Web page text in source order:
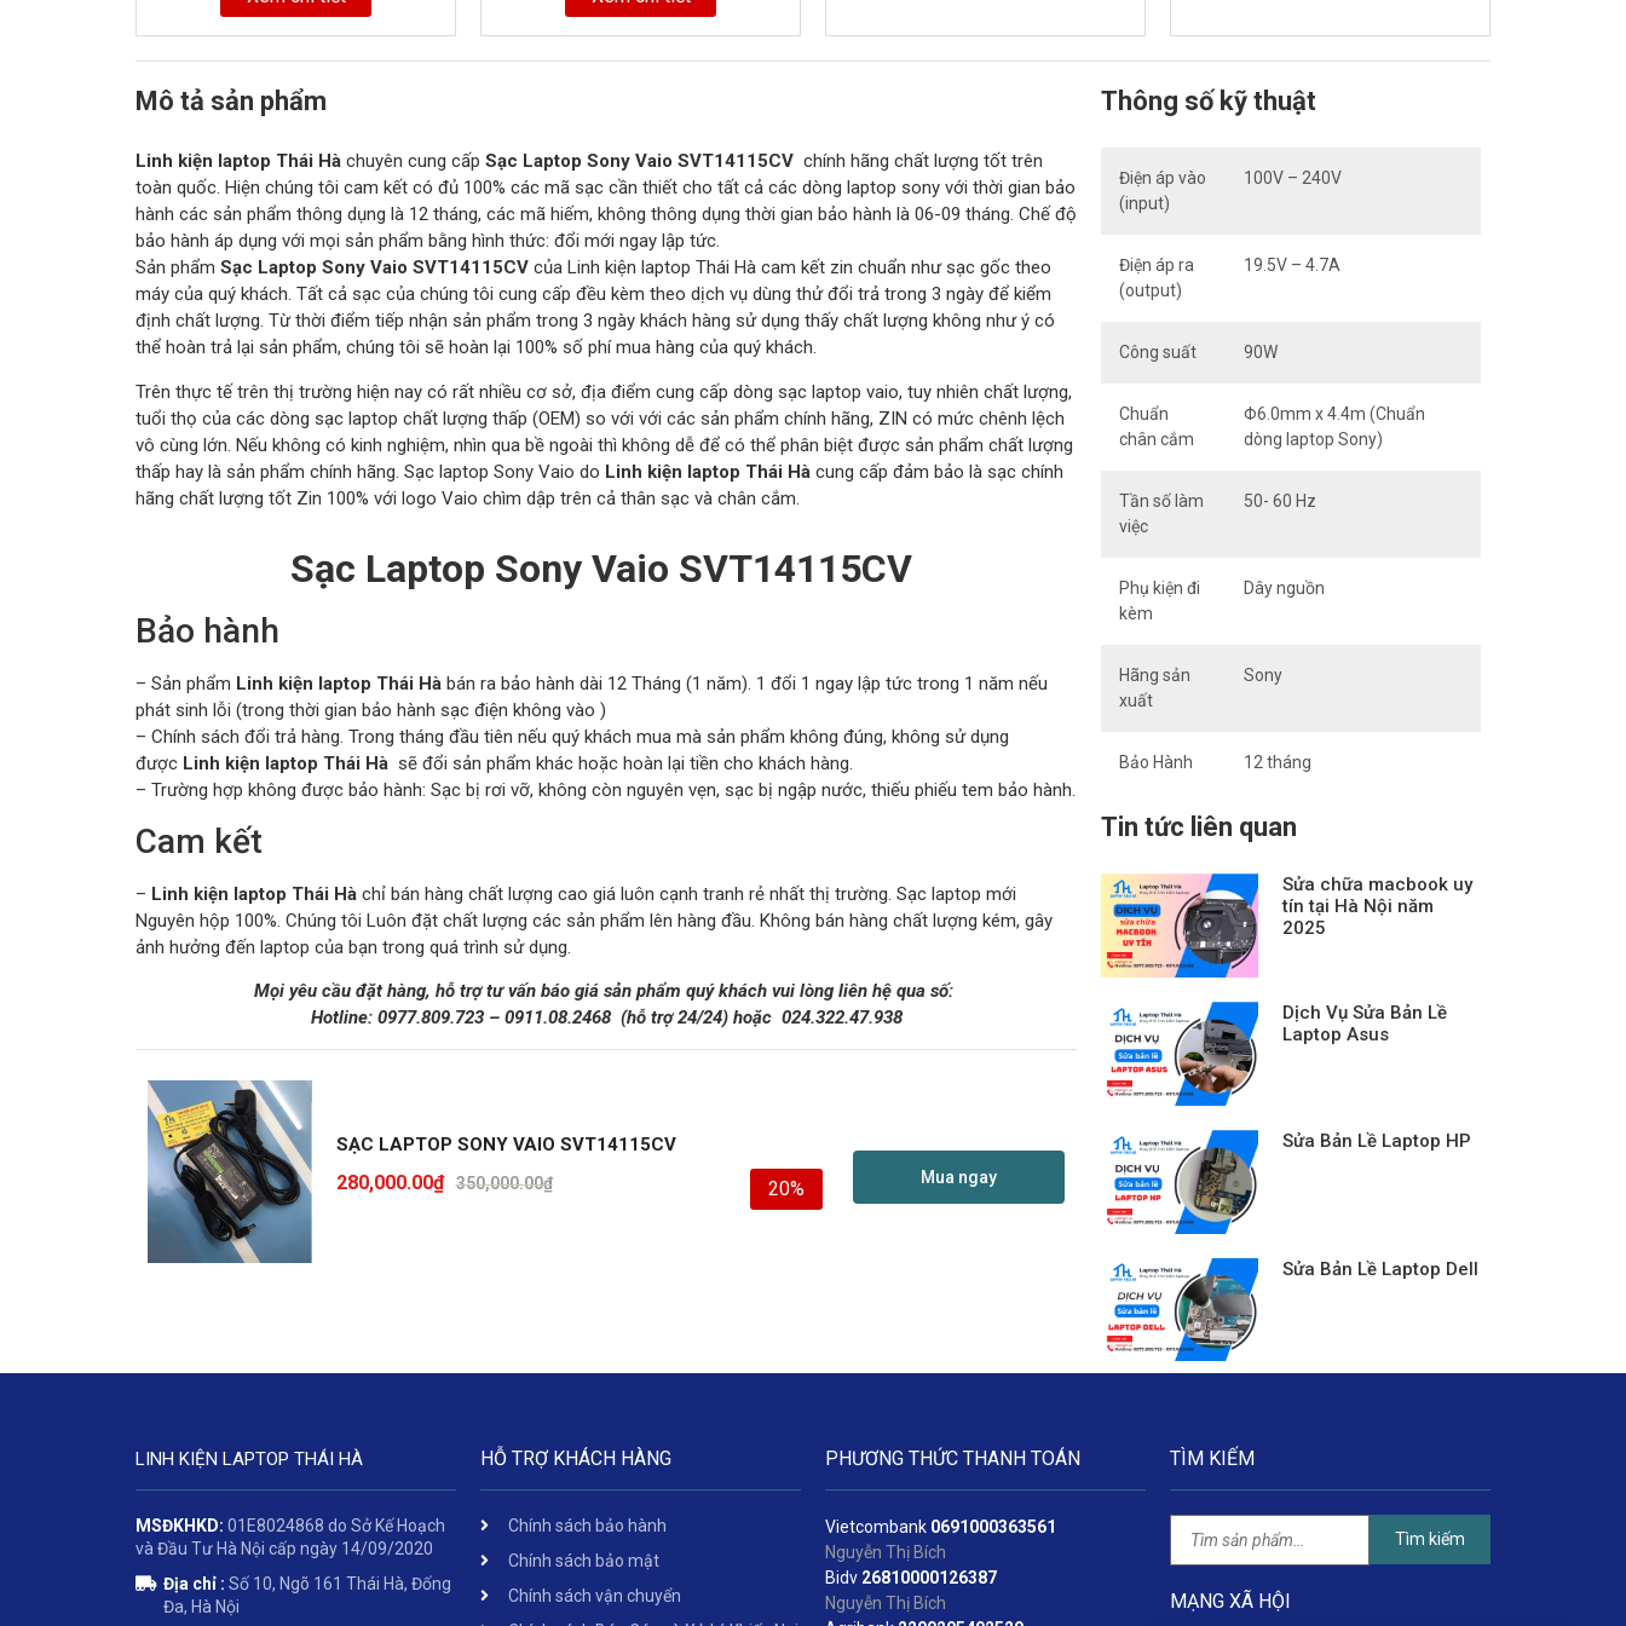
Mô tả sản phẩm
Linh kiện laptop Thái Hà chuyên cung cấp Sạc Laptop Sony Vaio SVT14115CV chính hãng chất lượng tốt trên
toàn quốc. Hiện chúng tôi cam kết có đủ 100% các mã sạc cần thiết cho tất cả các dòng laptop sony với thời gian bảo
hành các sản phẩm thông dụng là 12 tháng, các mã hiếm, không thông dụng thời gian bảo hành là 06-09 tháng. Chế độ
bảo hành áp dụng với mọi sản phẩm bằng hình thức: đổi mới ngay lập tức.
Sản phẩm Sạc Laptop Sony Vaio SVT14115CV của Linh kiện laptop Thái Hà cam kết zin chuẩn như sạc gốc theo
máy của quý khách. Tất cả sạc của chúng tôi cung cấp đều kèm theo dịch vụ dùng thử đổi trả trong 3 ngày để kiểm
định chất lượng. Từ thời điểm tiếp nhận sản phẩm trong 3 ngày khách hàng sử dụng thấy chất lượng không như ý có
thể hoàn trả lại sản phẩm, chúng tôi sẽ hoàn lại 100% số phí mua hàng của quý khách.
Trên thực tế trên thị trường hiện nay có rất nhiều cơ sở, địa điểm cung cấp dòng sạc laptop vaio, tuy nhiên chất lượng,
tuổi thọ của các dòng sạc laptop chất lượng thấp (OEM) so với với các sản phẩm chính hãng, ZIN có mức chênh lệch
vô cùng lớn. Nếu không có kinh nghiệm, nhìn qua bề ngoài thì không dễ để có thể phân biệt được sản phẩm chất lượng
thấp hay là sản phẩm chính hãng. Sạc laptop Sony Vaio do Linh kiện laptop Thái Hà cung cấp đảm bảo là sạc chính
hãng chất lượng tốt Zin 100% với logo Vaio chìm dập trên cả thân sạc và chân cắm.
Sạc Laptop Sony Vaio SVT14115CV
Bảo hành
– Sản phẩm Linh kiện laptop Thái Hà bán ra bảo hành dài 12 Tháng (1 năm). 1 đổi 1 ngay lập tức trong 1 năm nếu
phát sinh lỗi (trong thời gian bảo hành sạc điện không vào )
– Chính sách đổi trả hàng. Trong tháng đầu tiên nếu quý khách mua mà sản phẩm không đúng, không sử dụng
được Linh kiện laptop Thái Hà sẽ đổi sản phẩm khác hoặc hoàn lại tiền cho khách hàng.
– Trường hợp không được bảo hành: Sạc bị rơi vỡ, không còn nguyên vẹn, sạc bị ngập nước, thiếu phiếu tem bảo hành.
Cam kết
– Linh kiện laptop Thái Hà chỉ bán hàng chất lượng cao giá luôn cạnh tranh rẻ nhất thị trường. Sạc laptop mới
Nguyên hộp 100%. Chúng tôi Luôn đặt chất lượng các sản phẩm lên hàng đầu. Không bán hàng chất lượng kém, gây
ảnh hưởng đến laptop của bạn trong quá trình sử dụng.
Mọi yêu cầu đặt hàng, hỗ trợ tư vấn báo giá sản phẩm quý khách vui lòng liên hệ qua số:
Hotline: 0977.809.723– 0911.08.2468 (hỗ trợ 24/24)hoặc024.322.47.938
SẠC LAPTOP SONY VAIO SVT14115CV
350,000.00₫
280,000.00₫ 20% Mua ngay
Thông số kỹ thuật
Điện áp vào
(input)
100V – 240V
Điện áp ra
(output)
19.5V – 4.7A
Công suất 90W
Chuẩn
chân cắm
Φ6.0mm x 4.4m (Chuẩn
dòng laptop Sony)
Tần số làm
việc
50- 60 Hz
Phụ kiện đi
kèm
Dây nguồn
Hãng sản
xuất
Sony
Bảo Hành 12 tháng
Tin tức liên quan
Sửa chữa macbook uy
tín tại Hà Nội năm
2025
Dịch Vụ Sửa Bản Lề
Laptop Asus
Sửa Bản Lề Laptop HP
Sửa Bản Lề Laptop Dell
LINH KIỆN LAPTOP THÁI HÀ
MSĐKHKD: 01E8024868 do Sở Kế Hoạch
và Đầu Tư Hà Nội cấp ngày 14/09/2020
Địa chỉ : Số 10, Ngõ 161 Thái Hà, Đống
Đa, Hà Nội
HỖ TRỢ KHÁCH HÀNG
Chính sách bảo hành
Chính sách bảo mật
Chính sách vận chuyển
PHƯƠNG THỨC THANH TOÁN
Vietcombank 0691000363561
Nguyễn Thị Bích
Bidv 26810000126387
Nguyễn Thị Bích
TÌM KIẾM
Tìm kiếm
MẠNG XÃ HỘI